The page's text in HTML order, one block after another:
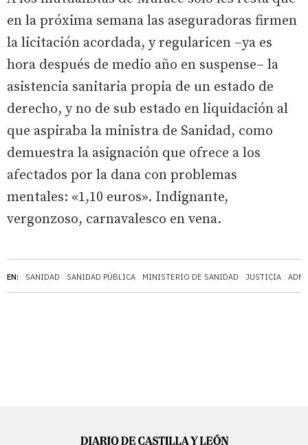
EN: SANIDAD SANIDAD PÚBLICA MINISTERIO DE SANIDAD JUSTICIA
en la próxima semana las aseguradoras firmen
la licitación acordada, y regularicen –ya es
hora después de medio año en suspense– la
asistencia sanitaria propia de un estado de
derecho, y no de sub estado en liquidación al
que aspiraba la ministra de Sanidad, como
demuestra la asignación que ofrece a los
afectados por la dana con problemas
mentales: «1,10 euros». Indignante,
vergonzoso, carnavalesco en vena.